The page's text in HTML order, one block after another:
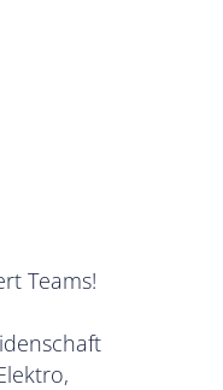
Teams!